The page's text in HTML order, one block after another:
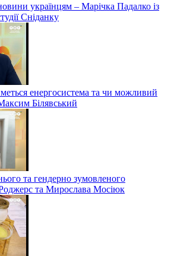
українцям – Марічка Падалко із
Сніданку
енергосистема та чи можливий
Білявський
та гендерно зумовленого
та Мирослава Мосіюк